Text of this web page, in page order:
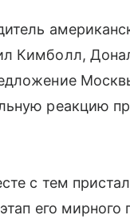
Кимболл,
реакцию
с тем
его